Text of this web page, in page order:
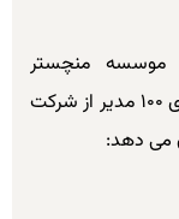
موسسه منچستر
(Manchester Consulting Group) که بر روی ۱۰۰ مدیر از شرکت